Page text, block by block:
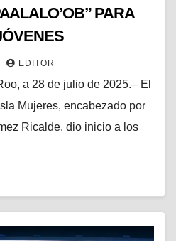
PARA
EDITOR
a 28 de julio de 2025.– El
Mujeres, encabezado por
Ricalde, dio inicio a los